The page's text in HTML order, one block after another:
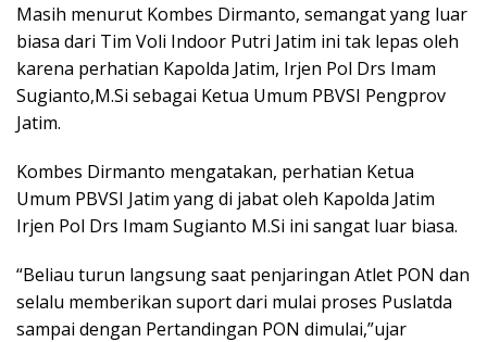
Masih menurut Kombes Dirmanto, semangat yang luar
biasa dari Tim Voli Indoor Putri Jatim ini tak lepas oleh
karena perhatian Kapolda Jatim, Irjen Pol Drs Imam
Sugianto,M.Si sebagai Ketua Umum PBVSI Pengprov
Jatim.
Kombes Dirmanto mengatakan, perhatian Ketua
Umum PBVSI Jatim yang di jabat oleh Kapolda Jatim
Irjen Pol Drs Imam Sugianto M.Si ini sangat luar biasa.
“Beliau turun langsung saat penjaringan Atlet PON dan
selalu memberikan suport dari mulai proses Puslatda
sampai dengan Pertandingan PON dimulai,”ujar